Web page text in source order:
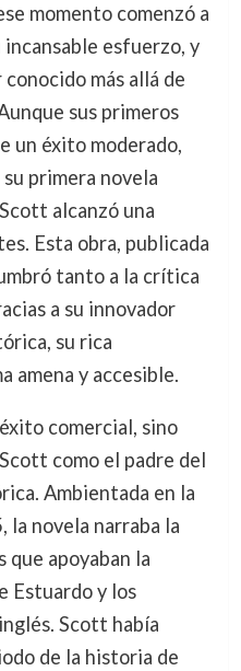
momento comenzó a
esfuerzo, y
más allá de
sus primeros
un éxito moderado,
primera novela
alcanzó una
Esta obra, publicada
tanto a la crítica
a su innovador
su rica
amena y accesible.
comercial, sino
como el padre del
Ambientada en la
la novela narraba la
que apoyaban la
Estuardo y los
Scott había
de la historia de